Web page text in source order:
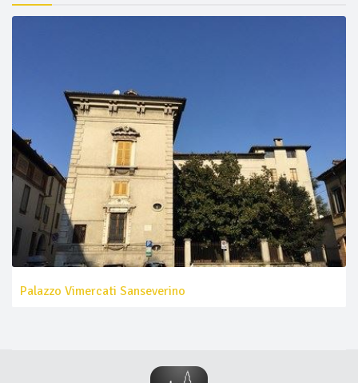
Palazzo Vimercati Sanseverino